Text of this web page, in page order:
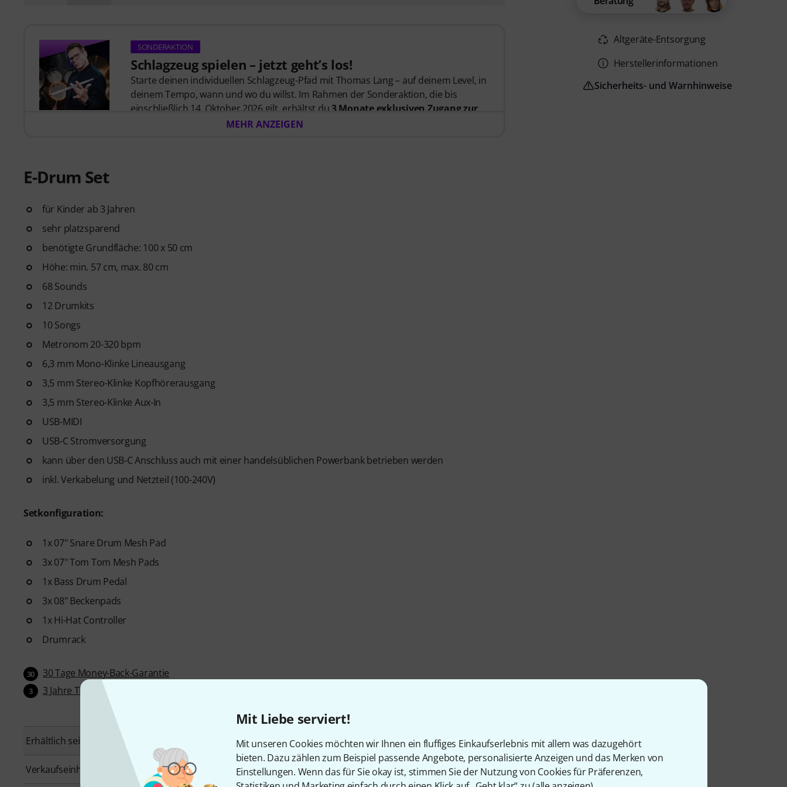
Mit Liebe serviert!
Mit unseren Cookies möchten wir Ihnen ein fluffiges Einkaufserlebnis mit allem was dazugehört
bieten. Dazu zählen zum Beispiel passende Angebote, personalisierte Anzeigen und das Merken von
Einstellungen. Wenn das für Sie okay ist, stimmen Sie der Nutzung von Cookies für Präferenzen,
SONDERAKTION
Schlagzeug spielen – jetzt geht’s los!
Starte deinen individuellen Schlagzeug-Pfad mit Thomas Lang – auf deinem Level, in
deinem Tempo, wann und wo du willst. Im Rahmen der Sonderaktion, die bis
einschließlich 14. Oktober 2026 gilt, erhältst du 3 Monate exklusiven Zugang zur
MyGroove School of Drums – völlig kostenlos! Der Freischaltcode zur App wird Dir
MEHR ANZEIGEN
E-Drum Set
für Kinder ab 3 Jahren
sehr platzsparend
benötigte Grundfläche: 100 x 50 cm
Höhe: min. 57 cm, max. 80 cm
68 Sounds
12 Drumkits
10 Songs
Metronom 20-320 bpm
6,3 mm Mono-Klinke Lineausgang
3,5 mm Stereo-Klinke Kopfhörerausgang
3,5 mm Stereo-Klinke Aux-In
USB-MIDI
USB-C Stromversorgung
kann über den USB-C Anschluss auch mit einer handelsüblichen Powerbank betrieben werden
inkl. Verkabelung und Netzteil (100-240V)
Setkonfiguration:
1x 07" Snare Drum Mesh Pad
3x 07" Tom Tom Mesh Pads
1x Bass Drum Pedal
3x 08" Beckenpads
1x Hi-Hat Controller
Drumrack
30 30 Tage Money-Back-Garantie
3 3 Jahre Thomann Garantie
Erhältlich seit November 2022 Artikelnummer 549098
Verkaufseinheit 1 Stück Inkl. Rack Ja
Altgeräte-Entsorgung
Herstellerinformationen
Sicherheits- und Warnhinweise